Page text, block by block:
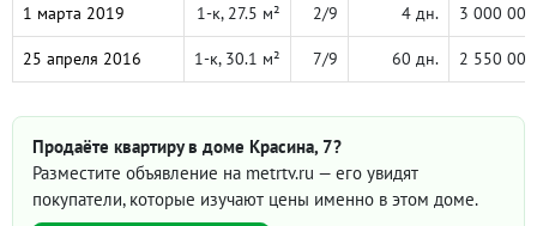
1 марта 2019 1-к, 27.5 м² 2/9 4 дн. 3 000 000
25 апреля 2016 1-к, 30.1 м² 7/9 60 дн. 2 550 000
Продаёте квартиру в доме Красина, 7?
Разместите объявление на metrtv.ru — его увидят
покупатели, которые изучают цены именно в этом доме.